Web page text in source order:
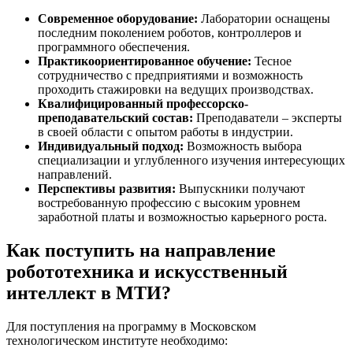
Современное оборудование: Лаборатории оснащены
последним поколением роботов, контроллеров и
программного обеспечения.
Практикоориентированное обучение: Тесное
сотрудничество с предприятиями и возможность
проходить стажировки на ведущих производствах.
Квалифицированный профессорско-
преподавательский состав: Преподаватели – эксперты
в своей области с опытом работы в индустрии.
Индивидуальный подход: Возможность выбора
специализации и углубленного изучения интересующих
направлений.
Перспективы развития: Выпускники получают
востребованную профессию с высоким уровнем
заработной платы и возможностью карьерного роста.
Как поступить на направление
робототехника и искусственный
интеллект в МТИ?
Для поступления на программу в Московском
технологическом институте необходимо: